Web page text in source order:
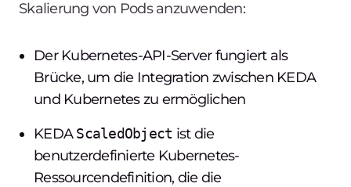
Skalierung von Pods anzuwenden:
Der Kubernetes-API-Server fungiert als
Brücke, um die Integration zwischen KEDA
und Kubernetes zu ermöglichen
KEDAScaledObject ist die
benutzerdefinierte Kubernetes-
Ressourcendefinition, die die